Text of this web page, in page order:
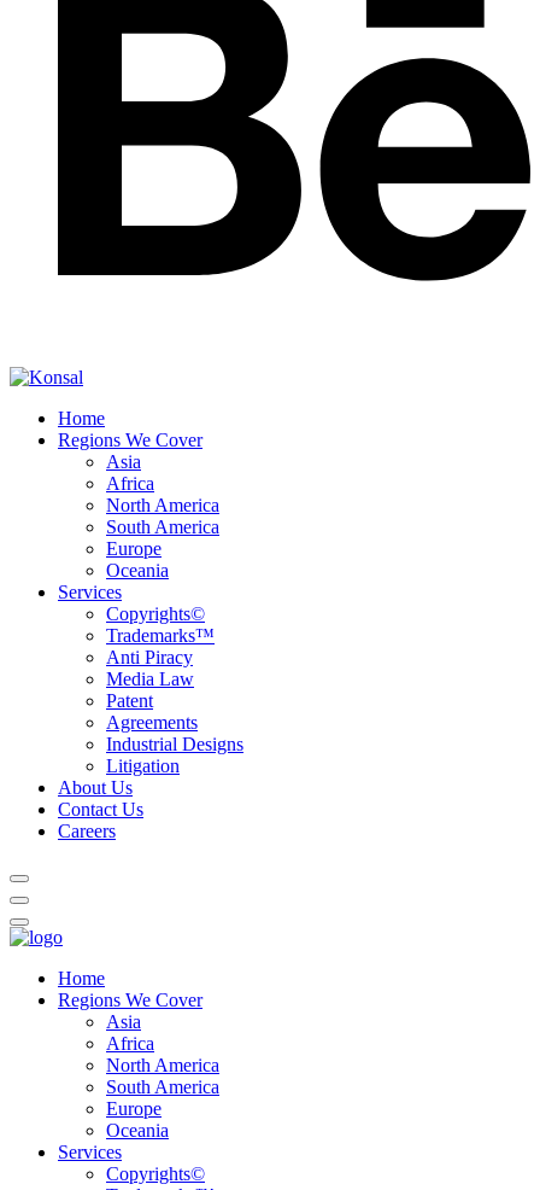
Home
Regions We Cover
Asia
Africa
North America
South America
Europe
Oceania
Services
Copyrights©
Trademarks™
Anti Piracy
Media Law
Patent
Agreements
Industrial Designs
Litigation
About Us
Contact Us
Careers
Home
Regions We Cover
Asia
Africa
North America
South America
Europe
Oceania
Services
Copyrights©